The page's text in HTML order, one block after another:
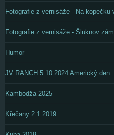
Fotografie z vernisáže - Na kopečku
Fotografie z vernisáže - Šluknov
Humor
JV RANCH 5.10.2024 Americký den
Kambodža 2025
Křečany 2.1.2019